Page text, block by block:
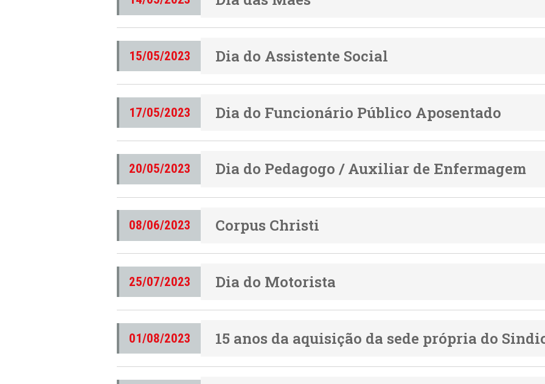
15/05/2023 Dia do Assistente Social
17/05/2023 Dia do Funcionário Público Aposentado
20/05/2023 Dia do Pedagogo / Auxiliar de Enfermagem
08/06/2023 Corpus Christi
25/07/2023 Dia do Motorista
01/08/2023 15 anos da aquisição da sede própria do